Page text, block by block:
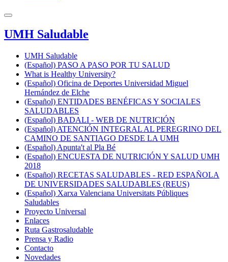
UMH Saludable
UMH Saludable
(Español) PASO A PASO POR TU SALUD
What is Healthy University?
(Español) Oficina de Deportes Universidad Miguel
Hernández de Elche
(Español) ENTIDADES BENÉFICAS Y SOCIALES
SALUDABLES
(Español) BADALI - WEB DE NUTRICIÓN
(Español) ATENCIÓN INTEGRAL AL PEREGRINO DEL
CAMINO DE SANTIAGO DESDE LA UMH
(Español) Apunta't al Pla Bé
(Español) ENCUESTA DE NUTRICIÓN Y SALUD UMH
2018
(Español) RECETAS SALUDABLES - RED ESPAÑOLA
DE UNIVERSIDADES SALUDABLES (REUS)
(Español) Xarxa Valenciana Universitats Públiques
Saludables
Proyecto Universal
Enlaces
Ruta Gastrosaludable
Prensa y Radio
Contacto
Novedades